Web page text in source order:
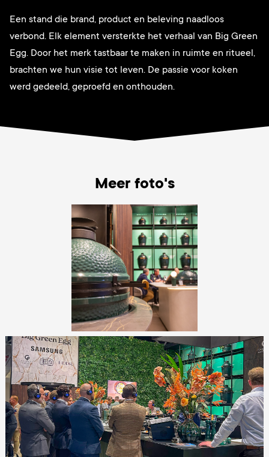
Een stand die brand, product en beleving naadloos
verbond. Elk element versterkte het verhaal van Big Green
Egg. Door het merk tastbaar te maken in ruimte en ritueel,
brachten we hun visie tot leven. De passie voor koken
werd gedeeld, geproefd en onthouden.
Meer foto's